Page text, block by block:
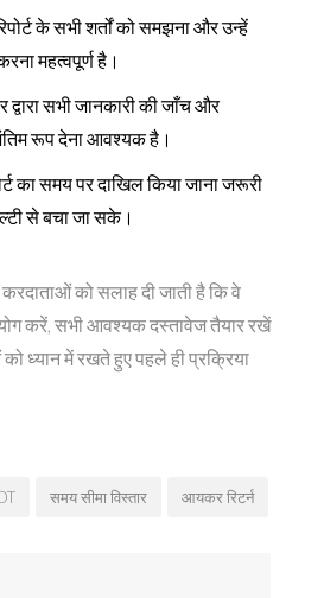
के सभी शर्तों को समझना और उन्हें
महत्वपूर्ण है।
सभी जानकारी की जाँच और
रूप देना आवश्यक है।
का समय पर दाखिल किया जाना जरूरी
से बचा जा सके।
को सलाह दी जाती है कि वे
करें, सभी आवश्यक दस्तावेज तैयार रखें
ध्यान में रखते हुए पहले ही प्रक्रिया
समय सीमा विस्तार आयकर रिटर्न